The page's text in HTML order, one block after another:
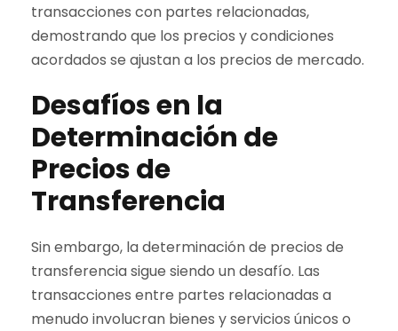
transacciones con partes relacionadas,
demostrando que los precios y condiciones
acordados se ajustan a los precios de mercado.
Desafíos en la
Determinación de
Precios de
Transferencia
Sin embargo, la determinación de precios de
transferencia sigue siendo un desafío. Las
transacciones entre partes relacionadas a
menudo involucran bienes y servicios únicos o